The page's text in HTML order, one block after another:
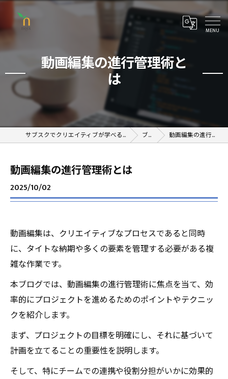
動画編集の進行管理術と
は
サブスクでクリエイティブが学べるオンラインスクール ブログ 動画編集の進行管理術とは
動画編集の進行管理術とは
2025/10/02
動画編集は、クリエイティブなプロセスであると同時
に、タイトな納期や多くの要素を管理する必要がある複
雑な作業です。
本ブログでは、動画編集の進行管理術に焦点を当て、効
率的にプロジェクトを進めるためのポイントやテクニッ
クを紹介します。
まず、プロジェクトの目標を明確にし、それに基づいて
計画を立てることの重要性を説明します。
そして、特にチームでの連携や役割分担がいかに効果的